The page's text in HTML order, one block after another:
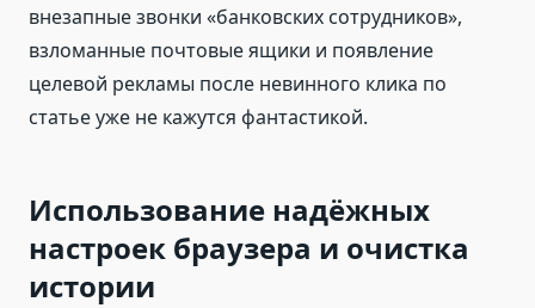
внезапные звонки «банковских сотрудников»,
взломанные почтовые ящики и появление
целевой рекламы после невинного клика по
статье уже не кажутся фантастикой.
Использование надёжных
настроек браузера и очистка
истории